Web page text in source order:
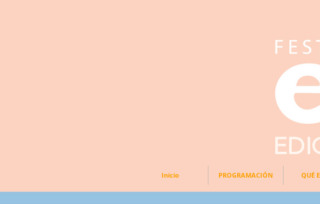
Inicio PROGRAMACIÓN QUÉ